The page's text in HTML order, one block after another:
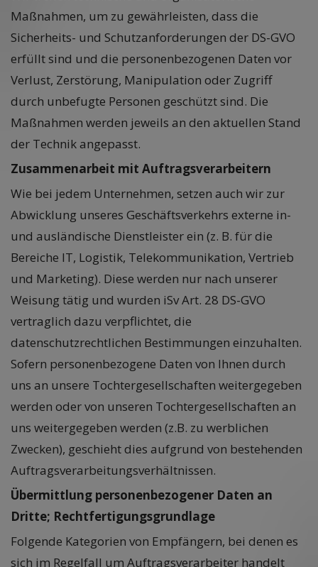
Maßnahmen, um zu gewährleisten, dass die
Sicherheits- und Schutzanforderungen der DS-GVO
erfüllt sind und die personenbezogenen Daten vor
Verlust, Zerstörung, Manipulation oder Zugriff
durch unbefugte Personen geschützt sind. Die
Maßnahmen werden jeweils an den aktuellen Stand
der Technik angepasst.
Zusammenarbeit mit Auftragsverarbeitern
Wie bei jedem Unternehmen, setzen auch wir zur
Abwicklung unseres Geschäftsverkehrs externe in-
und ausländische Dienstleister ein (z. B. für die
Bereiche IT, Logistik, Telekommunikation, Vertrieb
und Marketing). Diese werden nur nach unserer
Weisung tätig und wurden iSv Art. 28 DS-GVO
vertraglich dazu verpflichtet, die
datenschutzrechtlichen Bestimmungen einzuhalten.
Sofern personenbezogene Daten von Ihnen durch
uns an unsere Tochtergesellschaften weitergegeben
werden oder von unseren Tochtergesellschaften an
uns weitergegeben werden (z.B. zu werblichen
Zwecken), geschieht dies aufgrund von bestehenden
Auftragsverarbeitungsverhältnissen.
Übermittlung personenbezogener Daten an
Dritte; Rechtfertigungsgrundlage
Folgende Kategorien von Empfängern, bei denen es
sich im Regelfall um Auftragsverarbeiter handelt